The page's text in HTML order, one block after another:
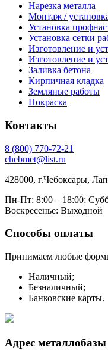
Нарезка металла
Монтаж /
Установка
Установка сетки
Изготовление и
Изготовление и
Заливка бетона
Кирпичная кладка
Земляные работы
Покраска
Контакты
8 (800) 770-72-21
chebmet@list.ru
428000, г.Чебоксары,
Пн-Пт: 8:00 – 18:00;
Воскресенье: Выходной
Способы оплаты
Принимаем любые
Наличный;
Безналичный;
Банковские карты.
Адрес